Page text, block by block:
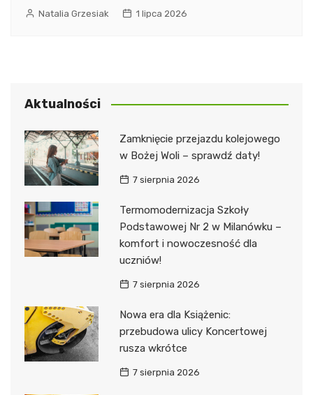
Natalia Grzesiak 1 lipca 2026
Aktualności
Zamknięcie przejazdu kolejowego
w Bożej Woli – sprawdź daty!
7 sierpnia 2026
Termomodernizacja Szkoły
Podstawowej Nr 2 w Milanówku –
komfort i nowoczesność dla
uczniów!
7 sierpnia 2026
Nowa era dla Książenic:
przebudowa ulicy Koncertowej
rusza wkrótce
7 sierpnia 2026